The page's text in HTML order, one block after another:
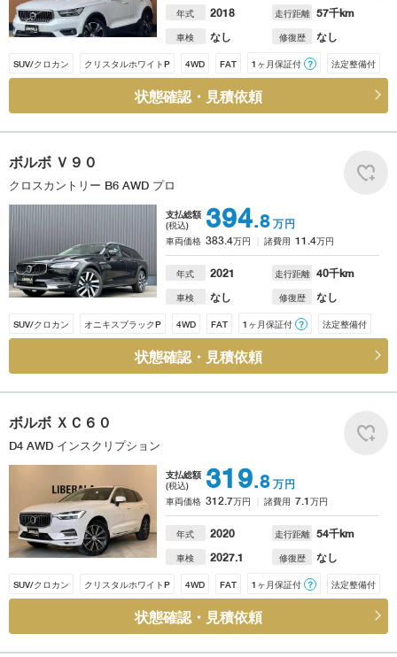
年式 2018 走行距離 57千km
車検 なし 修復歴 なし
SUV/クロカン クリスタルホワイトP 4WD FAT 1ヶ月保証付 ？ 法定整備付
状態確認・見積依頼
ボルボ Ｖ９０
クロスカントリー B6 AWD プロ
支払総額
(税込)
394.8 万円
車両価格 383.4万円 諸費用 11.4万円
年式 2021 走行距離 40千km
車検 なし 修復歴 なし
SUV/クロカン オニキスブラックP 4WD FAT 1ヶ月保証付 ？ 法定整備付
状態確認・見積依頼
ボルボ ＸＣ６０
D4 AWD インスクリプション
支払総額
(税込)
319.8 万円
車両価格 312.7万円 諸費用 7.1万円
年式 2020 走行距離 54千km
車検 2027.1 修復歴 なし
SUV/クロカン クリスタルホワイトP 4WD FAT 1ヶ月保証付 ？ 法定整備付
状態確認・見積依頼